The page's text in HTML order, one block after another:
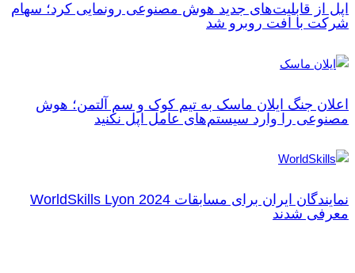
اپل از قابلیت‌های جدید هوش مصنوعی رونمایی کرد؛ سهام
شرکت با افت روبرو شد
اعلان جنگ ایلان ماسک به تیم کوک و سم آلتمن؛ هوش
مصنوعی را وارد سیستم‌های عامل اپل نکنید
نمایندگان ایران برای مسابقات WorldSkills Lyon 2024
معرفی شدند